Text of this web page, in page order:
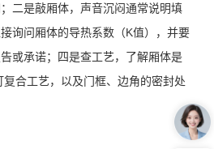
二是敲厢体，声音沉闷通常说明填
询问厢体的导热系数（K值），并要
或承诺；四是查工艺，了解厢体是
复合工艺，以及门框、边角的密封处